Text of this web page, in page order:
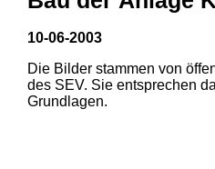
10-06-2003
Die Bilder stammen von
des SEV. Sie entsprechen
Grundlagen.